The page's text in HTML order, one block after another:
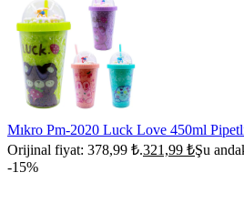
Mıkro Pm-2020 Luck Love 450ml
Orijinal fiyat: 378,99 ₺.321,99 ₺Şu
-15%